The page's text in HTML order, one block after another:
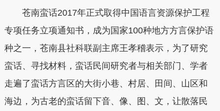
苍南蛮话2017年正式取得中国语言资源保护工程
专项任务立项通知书，成为国家100种地方方言保护语
种之一，苍南县社科联副主席王孝稽表示，为了研究
蛮话、寻找材料，蛮话民间研究者与相关部门、学者
走遍了蛮话方言区的大街小巷、村居、田间、山区和
海边，为古老的蛮话留下音、像、图、文，让散落民